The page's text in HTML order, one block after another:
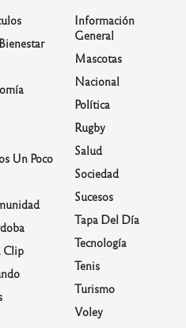
Un Poco
Clip
Información
General
Mascotas
Nacional
Política
Rugby
Salud
Sociedad
Sucesos
Tapa Del Día
Tecnología
Tenis
Turismo
Voley